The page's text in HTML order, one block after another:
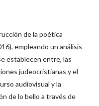
de la poética
empleando un análisis
establecen entre, las
judeocristianas y el
audiovisual y la
de lo bello a través de